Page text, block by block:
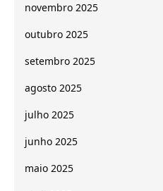
novembro 2025
outubro 2025
setembro 2025
agosto 2025
julho 2025
junho 2025
maio 2025